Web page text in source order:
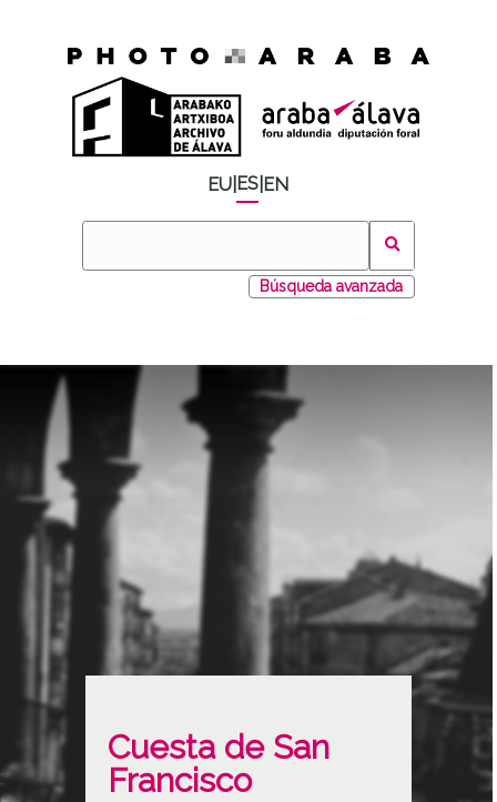
EU ES EN
Búsqueda avanzada
Cuesta de San
Francisco